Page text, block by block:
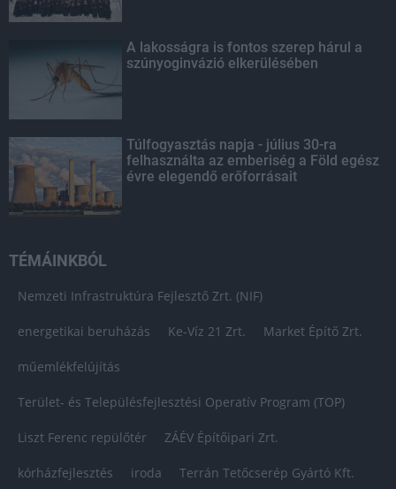
A lakosságra is fontos szerep hárul a
szúnyoginvázió elkerülésében
Túlfogyasztás napja - július 30-ra
felhasználta az emberiség a Föld egész
évre elegendő erőforrásait
TÉMÁINKBÓL
Nemzeti Infrastruktúra Fejlesztő Zrt. (NIF)
energetikai beruházás Ke-Víz 21 Zrt. Market Építő Zrt.
műemlékfelújítás
Terület- és Településfejlesztési Operatív Program (TOP)
Liszt Ferenc repülőtér ZÁÉV Építőipari Zrt.
kórházfejlesztés iroda Terrán Tetőcserép Gyártó Kft.